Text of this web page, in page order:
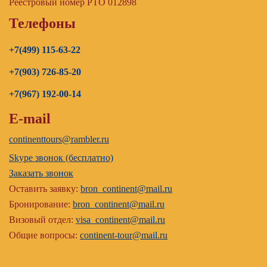
Реестровый номер РТО 012898
Телефоны
+7(499) 115-63-22
+7(903) 726-85-20
+7(967) 192-00-14
E-mail
continenttours@rambler.ru
Skype звонок (бесплатно)
Заказать звонок
Оставить заявку: bron_continent@mail.ru
Бронирование: bron_continent@mail.ru
Визовый отдел: visa_continent@mail.ru
Общие вопросы: continent-tour@mail.ru